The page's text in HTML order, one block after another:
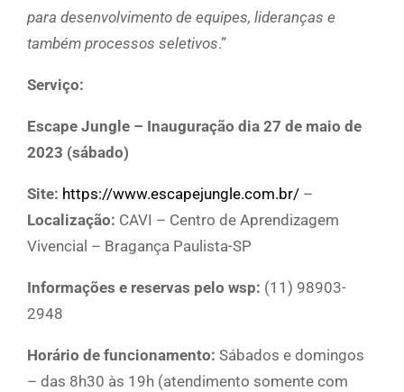
para desenvolvimento de equipes, lideranças e
também processos seletivos.”
Serviço:
Escape Jungle – Inauguração dia 27 de maio de
2023 (sábado)
Site: https://www.escapejungle.com.br/ –
Localização: CAVI – Centro de Aprendizagem
Vivencial – Bragança Paulista-SP
Informações e reservas pelo wsp: (11) 98903-
2948
Horário de funcionamento: Sábados e domingos
– das 8h30 às 19h (atendimento somente com